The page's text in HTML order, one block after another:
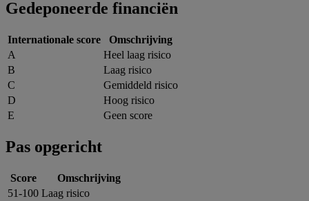
Gedeponeerde financiën
Internationale score
Omschrijving
A
Heel laag risico
B
Laag risico
C
Gemiddeld risico
D
Hoog risico
E
Geen score
Pas opgericht
Score
Omschrijving
51-100 Laag risico